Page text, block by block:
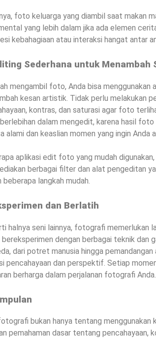
foto keluarga yang diambil saat makan
yang lebih dalam jika ada elemen
kebahagiaan atau interaksi hangat antar
Sederhana untuk Menambah
mengambil foto, Anda bisa
kesan artistik. Tidak perlu melakukan
kontras, dan saturasi agar foto
dalam mengedit, karena hasil
alami dan keaslian momen yang ingin Anda
aplikasi edit foto yang mudah
berbagai filter dan alat pengeditan
beberapa langkah mudah.
dan Berlatih
halnya seni lainnya, fotografi memerlukan
dengan berbagai teknik dan
dari potret manusia hingga
pencahayaan dan perspektif. Setiap
berharga dalam perjalanan fotografi Anda.
bukan hanya tentang menggunakan
pemahaman dasar tentang pencahayaan,